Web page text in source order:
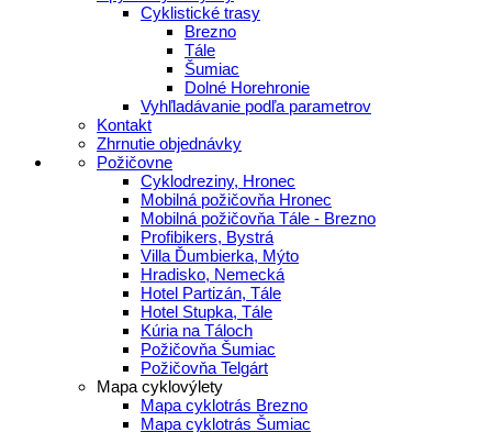
Cyklistické trasy
Brezno
Tále
Šumiac
Dolné Horehronie
Vyhľladávanie podľa parametrov
Kontakt
Zhrnutie objednávky
Požičovne
Cyklodreziny, Hronec
Mobilná požičovňa Hronec
Mobilná požičovňa Tále - Brezno
Profibikers, Bystrá
Villa Ďumbierka, Mýto
Hradisko, Nemecká
Hotel Partizán, Tále
Hotel Stupka, Tále
Kúria na Táloch
Požičovňa Šumiac
Požičovňa Telgárt
Mapa cyklovýlety
Mapa cyklotrás Brezno
Mapa cyklotrás Šumiac